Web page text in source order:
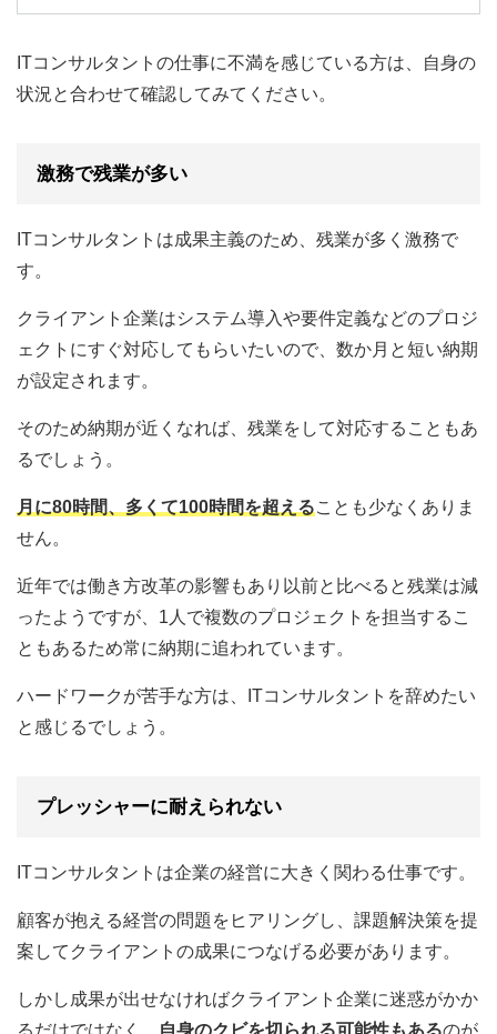
ITコンサルタントの仕事に不満を感じている方は、自身の
状況と合わせて確認してみてください。
激務で残業が多い
ITコンサルタントは成果主義のため、残業が多く激務で
す。
クライアント企業はシステム導入や要件定義などのプロジ
ェクトにすぐ対応してもらいたいので、数か月と短い納期
が設定されます。
そのため納期が近くなれば、残業をして対応することもあ
るでしょう。
月に80時間、多くて100時間を超えることも少なくありま
せん。
近年では働き方改革の影響もあり以前と比べると残業は減
ったようですが、1人で複数のプロジェクトを担当するこ
ともあるため常に納期に追われています。
ハードワークが苦手な方は、ITコンサルタントを辞めたい
と感じるでしょう。
プレッシャーに耐えられない
ITコンサルタントは企業の経営に大きく関わる仕事です。
顧客が抱える経営の問題をヒアリングし、課題解決策を提
案してクライアントの成果につなげる必要があります。
しかし成果が出せなければクライアント企業に迷惑がかか